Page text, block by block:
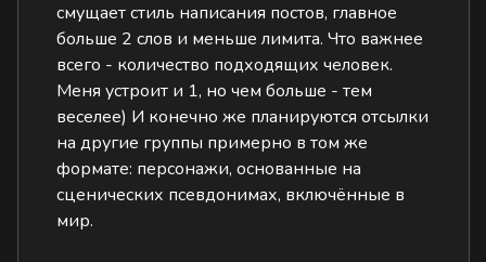
смущает стиль написания постов, главное
больше 2 слов и меньше лимита. Что важнее
всего - количество подходящих человек.
Меня устроит и 1, но чем больше - тем
веселее) И конечно же планируются отсылки
на другие группы примерно в том же
формате: персонажи, основанные на
сценических псевдонимах, включённые в
мир.